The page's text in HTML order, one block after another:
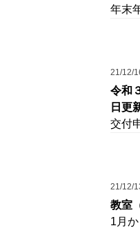
年末
21/12/
令和
日更
交付
21/12/
教室
1月